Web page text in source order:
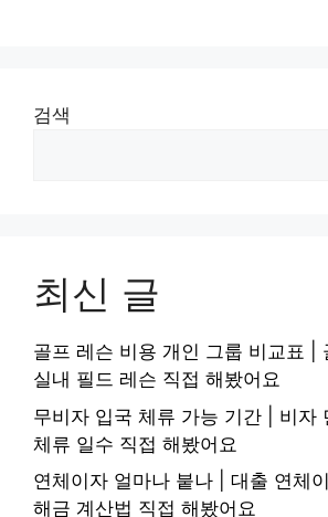
검색
최신 글
골프 레슨 비용 개인 그룹 비교표 |
실내 필드 레슨 직접 해봤어요
무비자 입국 체류 가능 기간 | 비자
체류 일수 직접 해봤어요
연체이자 얼마나 붙나 | 대출 연체
해금 계산법 직접 해봤어요